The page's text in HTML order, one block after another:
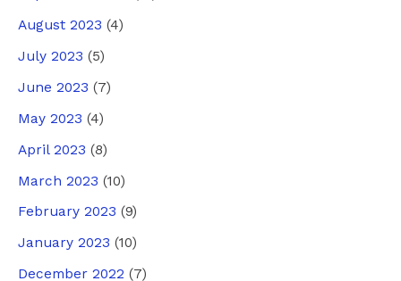
August 2023 (4)
July 2023 (5)
June 2023 (7)
May 2023 (4)
April 2023 (8)
March 2023 (10)
February 2023 (9)
January 2023 (10)
December 2022 (7)